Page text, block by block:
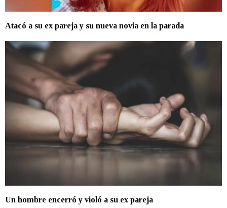
Atacó a su ex pareja y su nueva novia en la parada
Un hombre encerró y violó a su ex pareja